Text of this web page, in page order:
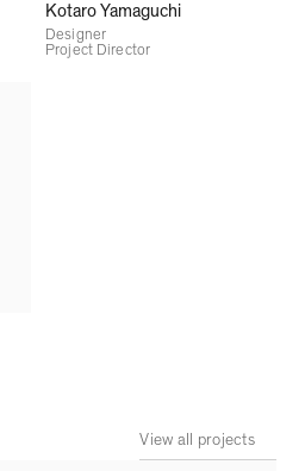
Kotaro Yamaguchi
Designer
Project Director
View all projects